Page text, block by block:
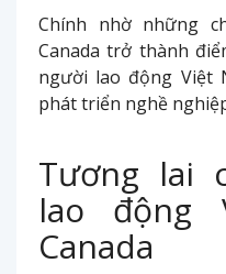
Chính nhờ những
Canada trở thành
người lao động Việt
phát triển nghề
Tương lai
lao động
Canada